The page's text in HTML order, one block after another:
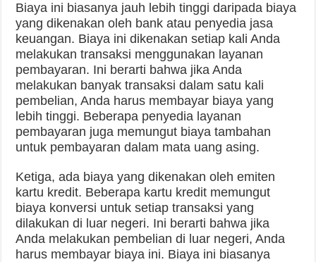
Biaya ini biasanya jauh lebih tinggi daripada biaya
yang dikenakan oleh bank atau penyedia jasa
keuangan. Biaya ini dikenakan setiap kali Anda
melakukan transaksi menggunakan layanan
pembayaran. Ini berarti bahwa jika Anda
melakukan banyak transaksi dalam satu kali
pembelian, Anda harus membayar biaya yang
lebih tinggi. Beberapa penyedia layanan
pembayaran juga memungut biaya tambahan
untuk pembayaran dalam mata uang asing.
Ketiga, ada biaya yang dikenakan oleh emiten
kartu kredit. Beberapa kartu kredit memungut
biaya konversi untuk setiap transaksi yang
dilakukan di luar negeri. Ini berarti bahwa jika
Anda melakukan pembelian di luar negeri, Anda
harus membayar biaya ini. Biaya ini biasanya